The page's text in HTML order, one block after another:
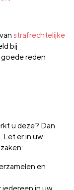
strafrechtelijke
bij
reden
u deze? Dan
Let er in uw
en